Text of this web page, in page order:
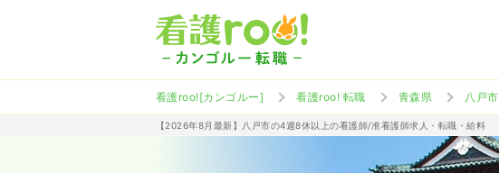
看護roo![カンゴルー] 看護roo! 転職 青森県 八戸市
【2026年8月最新】八戸市の4週8休以上の看護師/准看護師求人・転職・給料